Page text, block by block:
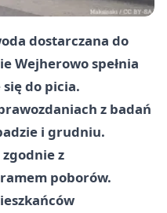
dostarczana do
Wejherowo spełnia
do picia.
z badań
i grudniu.
z
poborów.